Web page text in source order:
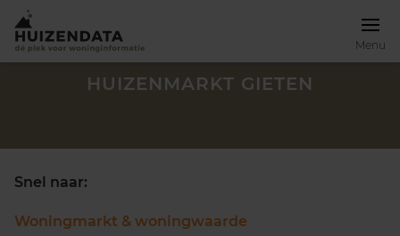
Menu
HUIZENMARKT GIETEN
Snel naar:
Woningmarkt & woningwaarde